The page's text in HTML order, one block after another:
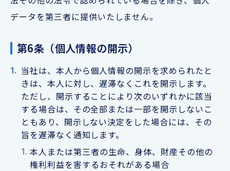
データを第三者に提供いたしません。
第6条（個人情報の開示）
当社は、本人から個人情報の開示を求められたと
きは、本人に対し、遅滞なくこれを開示します。
ただし、開示することにより次のいずれかに該当
する場合は、その全部または一部を開示しないこ
ともあり、開示しない決定をした場合には、その
旨を遅滞なく通知します。
本人または第三者の生命、身体、財産その他の
権利利益を害するおそれがある場合